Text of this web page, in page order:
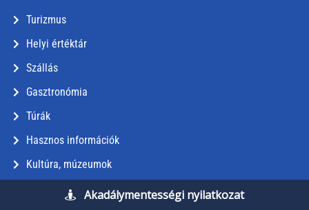
Turizmus
Helyi értéktár
Szállás
Gasztronómia
Túrák
Hasznos információk
Kultúra, múzeumok
Akadálymentességi nyilatkozat